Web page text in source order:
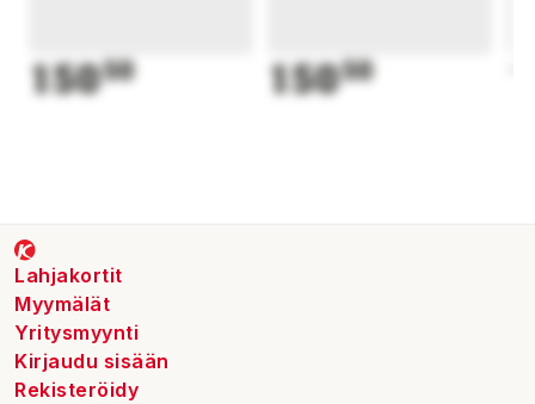
15050 15050
Lahjakortit
Myymälät
Yritysmyynti
Kirjaudu sisään
Rekisteröidy